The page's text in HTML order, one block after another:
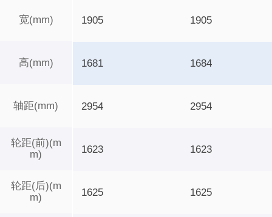
宽(mm)
高(mm)
轴距(mm)
轮距(前)(m
m)
轮距(后)(m
m)
1905 1905
1681 1684
2954 2954
1623 1623
1625 1625